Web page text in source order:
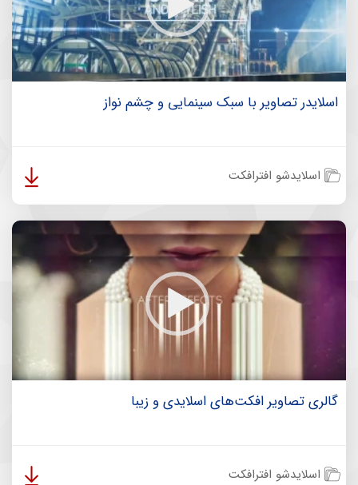
اسلایدر تصاویر با سبک سینمایی و چشم نواز
اسلایدشو افترافکت
گالری تصاویر افکت‌های اسلایدی و زیبا
اسلایدشو افترافکت